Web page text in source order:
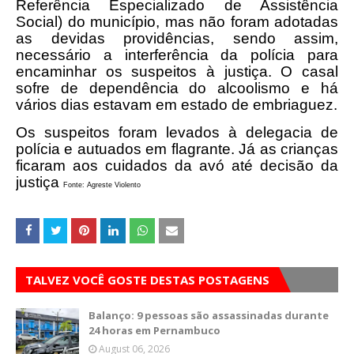
Referência Especializado de Assistência
Social) do município, mas não foram adotadas
as devidas providências, sendo assim,
necessário a interferência da polícia para
encaminhar os suspeitos à justiça. O casal
sofre de dependência do alcoolismo e há
vários dias estavam em estado de embriaguez.
Os suspeitos foram levados à delegacia de
polícia e autuados em flagrante. Já as crianças
ficaram aos cuidados da avó até decisão da
justiça
Fonte: Agreste Violento
TALVEZ VOCÊ GOSTE DESTAS POSTAGENS
Balanço: 9 pessoas são assassinadas durante
24 horas em Pernambuco
August 06, 2026